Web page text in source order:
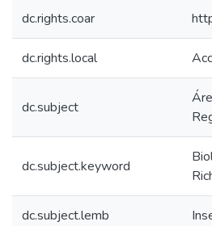
dc.rights.coar
dc.rights.local
dc.subject
dc.subject.keyword
dc.subject.lemb